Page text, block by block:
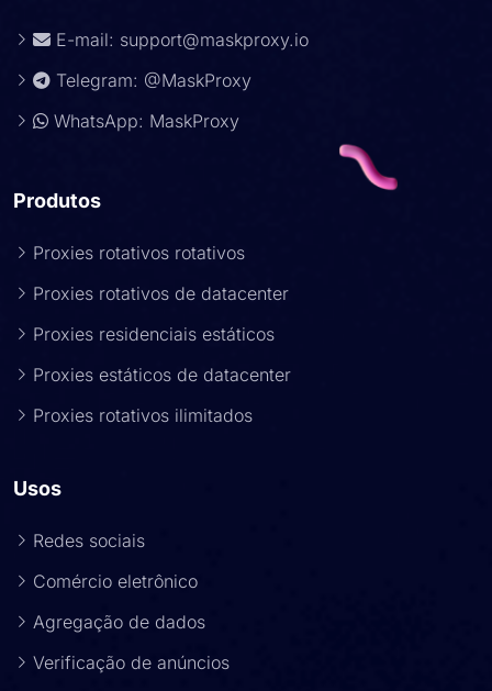
E-mail: support@maskproxy.io
Telegram: @MaskProxy
WhatsApp: MaskProxy
Produtos
Proxies rotativos rotativos
Proxies rotativos de datacenter
Proxies residenciais estáticos
Proxies estáticos de datacenter
Proxies rotativos ilimitados
Usos
Redes sociais
Comércio eletrônico
Agregação de dados
Verificação de anúncios